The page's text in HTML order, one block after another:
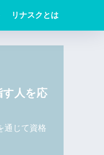
リナスクとは
す人を応
通じて資格